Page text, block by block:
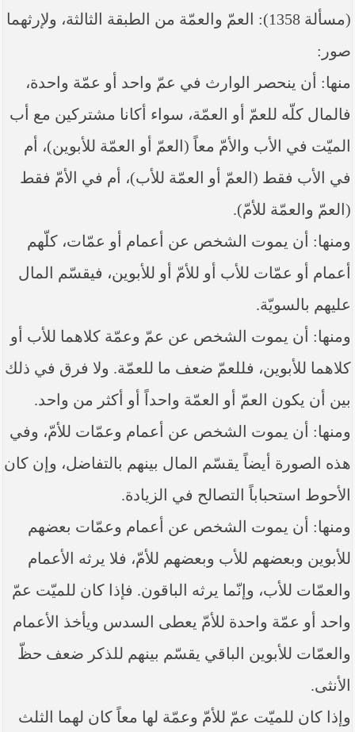
(14/06/2014) -----
) بعد سيطرة (داعش) على مناطق واسعة في محافظتي
نينوى وصلاح الدين وإعلانها أنها تستهدف بقية
المحافظات
بيان صادر من مكتب سماحة السيد السيستاني -دام ظلّه
- في النجف الأشرف حول التطورات الأمنية الأخيرة في
محافظة نينوى
(مسألة 1358): العمّ والعمّة من الطبقة الثالثة، ولإرثهما
صور:
منها: أن ينحصر الوارث في عمّ واحد أو عمّة واحدة،
فالمال كلّه للعمّ أو العمّة، سواء أكانا مشتركين مع أب
الميّت في الأب والأمّ معاً (العمّ أو العمّة للأبوين)، أم
في الأب فقط (العمّ أو العمّة للأب)، أم في الأمّ فقط
(العمّ والعمّة للأمّ).
ومنها: أن يموت الشخص عن أعمام أو عمّات، كلّهم
أعمام أو عمّات للأب أو للأمّ أو للأبوين، فيقسّم المال
عليهم بالسويّة.
ومنها: أن يموت الشخص عن عمّ وعمّة كلاهما للأب أو
كلاهما للأبوين، فللعمّ ضعف ما للعمّة. ولا فرق في ذلك
بين أن يكون العمّ أو العمّة واحداً أو أكثر من واحد.
ومنها: أن يموت الشخص عن أعمام وعمّات للأمّ، وفي
هذه الصورة أيضاً يقسّم المال بينهم بالتفاضل، وإن كان
الأحوط استحباباً التصالح في الزيادة.
ومنها: أن يموت الشخص عن أعمام وعمّات بعضهم
للأبوين وبعضهم للأب وبعضهم للأمّ، فلا يرثه الأعمام
والعمّات للأب، وإنّما يرثه الباقون. فإذا كان للميّت عمّ
واحد أو عمّة واحدة للأمّ يعطى السدس ويأخذ الأعمام
والعمّات للأبوين الباقي يقسّم بينهم للذكر ضعف حظّ
الأنثى.
وإذا كان للميّت عمّ للأمّ وعمّة لها معاً كان لهما الثلث